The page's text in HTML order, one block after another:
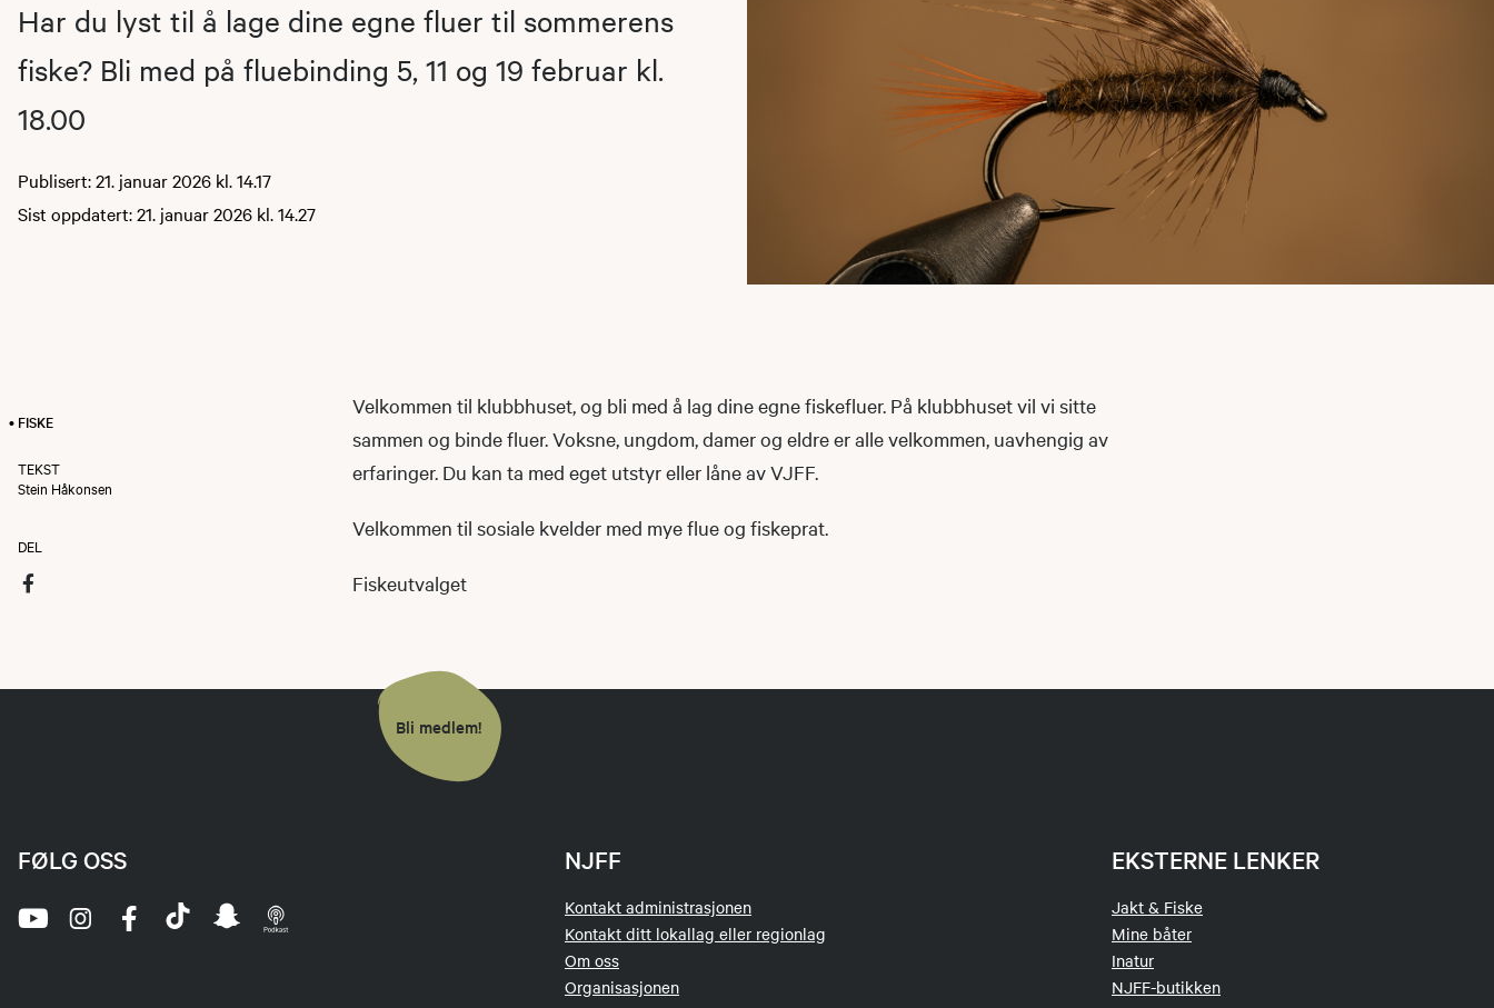
Har du lyst til å lage dine egne fluer til sommerens
fiske? Bli med på fluebinding 5, 11 og 19 februar kl.
18.00
Publisert: 21. januar 2026 kl. 14.17
Sist oppdatert: 21. januar 2026 kl. 14.27
• FISKE
TEKST
Stein Håkonsen
DEL
Velkommen til klubbhuset, og bli med å lag dine egne fiskefluer. På klubbhuset vil vi sitte
sammen og binde fluer. Voksne, ungdom, damer og eldre er alle velkommen, uavhengig av
erfaringer. Du kan ta med eget utstyr eller låne av VJFF.
Velkommen til sosiale kvelder med mye flue og fiskeprat.
Fiskeutvalget
Bli medlem!
NJFF
Kontakt administrasjonen
Kontakt ditt lokallag eller regionlag
Om oss
Organisasjonen
EKSTERNE LENKER
Jakt & Fiske
Mine båter
Inatur
NJFF-butikken
FØLG OSS